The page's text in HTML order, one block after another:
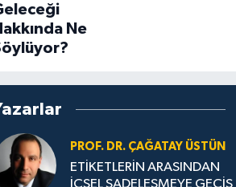
Ne
PROF. DR. ÇAĞATAY ÜSTÜN
ETİKETLERİN ARASINDAN